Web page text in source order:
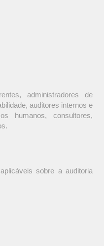
administradores de
auditores internos e
humanos, consultores,
sobre a auditoria